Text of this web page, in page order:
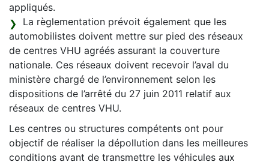
appliqués.
La règlementation prévoit également que les
automobilistes doivent mettre sur pied des réseaux
de centres VHU agréés assurant la couverture
nationale. Ces réseaux doivent recevoir l’aval du
ministère chargé de l’environnement selon les
dispositions de l’arrêté du 27 juin 2011 relatif aux
réseaux de centres VHU.
Les centres ou structures compétents ont pour
objectif de réaliser la dépollution dans les meilleures
conditions avant de transmettre les véhicules aux